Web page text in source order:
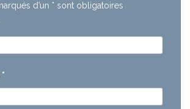
d’un * sont obligatoires
*